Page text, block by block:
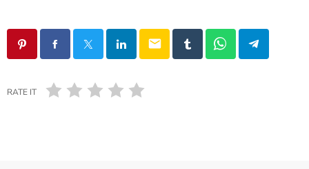
email
RATE IT